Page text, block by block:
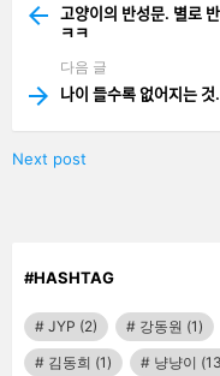
more 고양이의 반성문.
ㅋㅋ
다음 글
나이 들수록 없어지는
Next post
#HASHTAG
JYP (2) 강동원 (1)
김동희 (1) 냥냥이